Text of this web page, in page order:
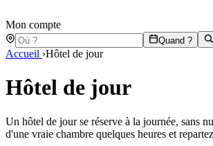
Mon compte
Quand ?
Accueil ›Hôtel de jour
Hôtel de jour
Un hôtel de jour se réserve à la journée, sans
d'une vraie chambre quelques heures et